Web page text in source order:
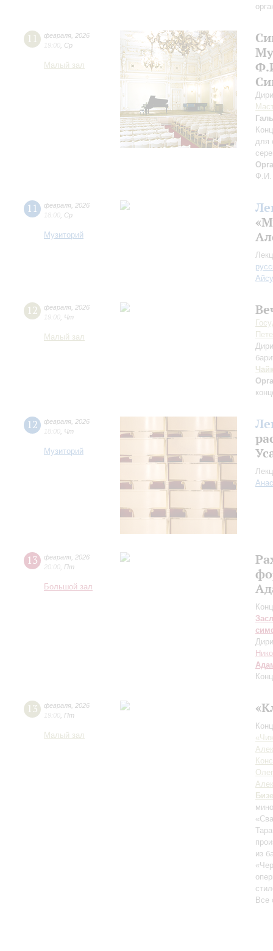
11 февраля 2026
19:00 Ср
Малый зал
Галь
для
Ф.И.
11 февраля 2026
18:00 Ср
Музиторий
12 февраля 2026
19:00 Чт
Малый зал
12 февраля 2026
18:00 Чт
Музиторий
13 февраля 2026
20:00 Пт
Большой зал
13 февраля 2026
19:00 Пт
Малый зал
Бизе
из
Все